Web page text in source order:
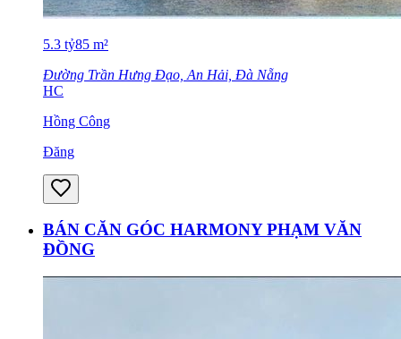
5.3 tỷ85 m²
Đường Trần Hưng Đạo, An Hải, Đà Nẵng
HC
Hồng Công
Đăng
BÁN CĂN GÓC HARMONY PHẠM VĂN
ĐỒNG